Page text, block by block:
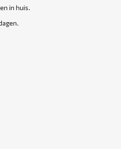
in huis.